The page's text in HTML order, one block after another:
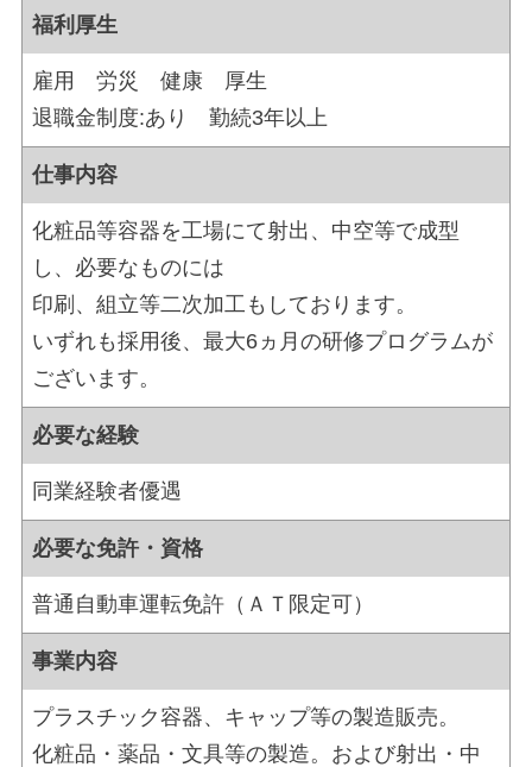
福利厚生
雇用 労災 健康 厚生
退職金制度:あり 勤続3年以上
仕事内容
化粧品等容器を工場にて射出、中空等で成型
し、必要なものには
印刷、組立等二次加工もしております。
いずれも採用後、最大6ヵ月の研修プログラムが
ございます。
必要な経験
同業経験者優遇
必要な免許・資格
普通自動車運転免許（ＡＴ限定可）
事業内容
プラスチック容器、キャップ等の製造販売。
化粧品・薬品・文具等の製造。および射出・中